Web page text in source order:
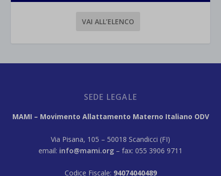
VAI ALL’ELENCO
SEDE LEGALE
MAMI – Movimento Allattamento Materno Italiano ODV
Via Pisana, 105 – 50018 Scandicci (FI)
email: info@mami.org – fax: 055 3906 9711
Codice Fiscale: 94074040489